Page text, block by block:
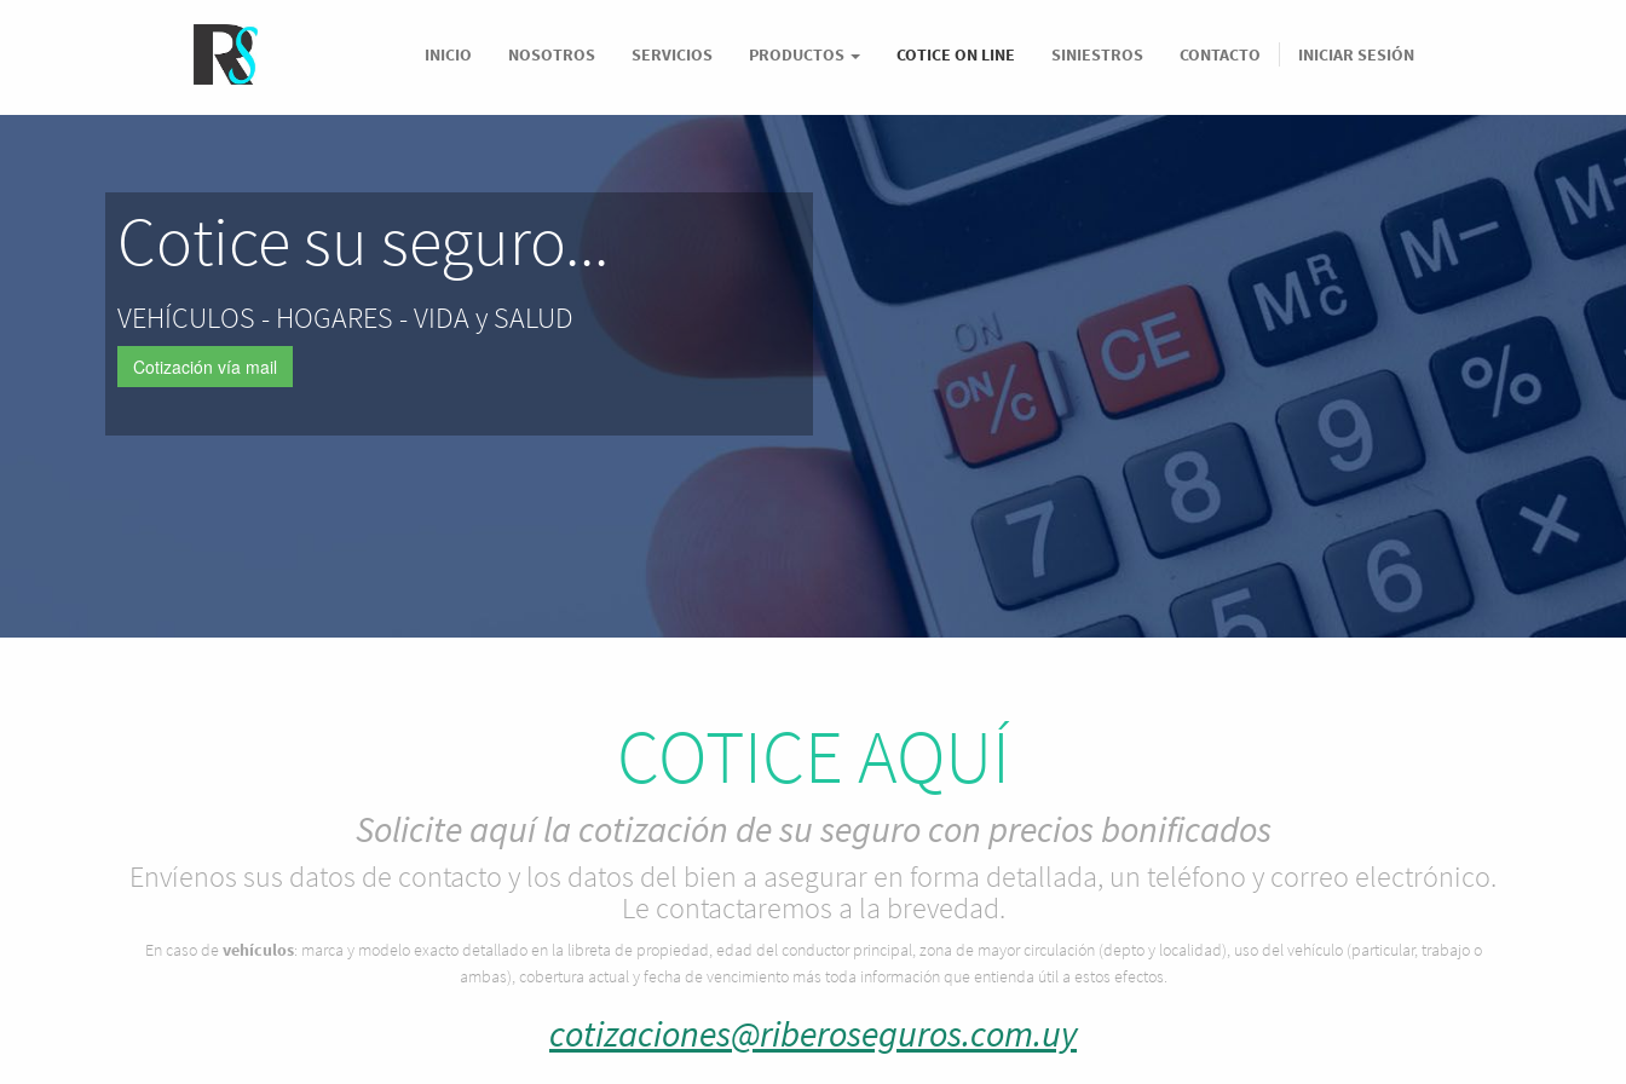
INICIO NOSOTROS SERVICIOS PRODUCTOS COTICE ON LINE SINIESTROS CONTACTO INICIAR SESIÓN
Cotice su seguro...
VEHÍCULOS - HOGARES - VIDA y SALUD
Cotización vía mail
COTICE AQUÍ
Solicite aquí la cotización de su seguro con precios bonificados
Envíenos sus datos de contacto y los datos del bien a asegurar en forma detallada, un teléfono y correo electrónico.
Le contactaremos a la brevedad.
En caso de vehículos: marca y modelo exacto detallado en la libreta de propiedad, edad del conductor principal, zona de mayor circulación (depto y localidad), uso del vehículo (particular, trabajo o
ambas), cobertura actual y fecha de vencimiento más toda información que entienda útil a estos efectos.
cotizaciones@riberoseguros.com.uy